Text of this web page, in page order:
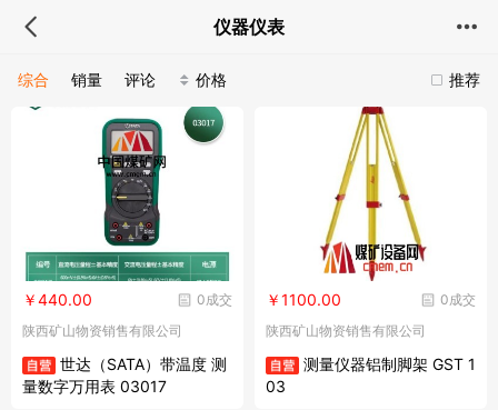
仪器仪表
推荐
综合 销量 评论 价格
0成交
￥440.00
陕西矿山物资销售有限公司
世达（SATA）带温度 测
量数字万用表 03017
0成交
￥1100.00
陕西矿山物资销售有限公司
测量仪器铝制脚架 GST 1
03